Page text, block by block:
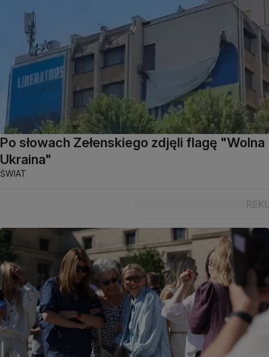
Po słowach Zełenskiego zdjęli flagę "Wolna
Ukraina"
ŚWIAT